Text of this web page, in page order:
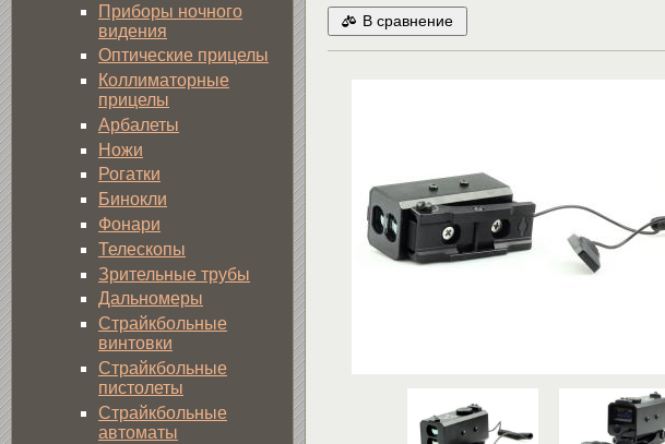
В сравнение
Приборы ночного
видения
Оптические прицелы
Коллиматорные
прицелы
Арбалеты
Ножи
Рогатки
Бинокли
Фонари
Телескопы
Зрительные трубы
Дальномеры
Страйкбольные
винтовки
Страйкбольные
пистолеты
Страйкбольные
автоматы